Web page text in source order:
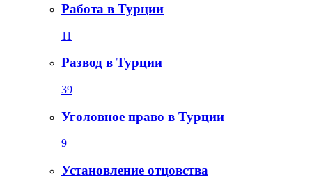
Работа в Турции
11
Развод в Турции
39
Уголовное право в Турции
9
Установление отцовства